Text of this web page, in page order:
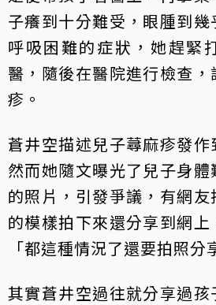
子癢到十分難受，眼腫到
呼吸困難的症狀，她趕緊
醫，隨後在醫院進行檢查
疹。
蒼井空描述兒子蕁麻疹發作
然而她隨文曝光了兒子身
的照片，引發爭議，有網
的模樣拍下來還分享到網上
「都這種情況了還要拍照分
其實蒼井空過往就分享過